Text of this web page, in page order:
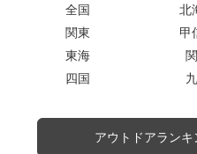
全国 北
関東
甲
東海
四国
アウトドアラン